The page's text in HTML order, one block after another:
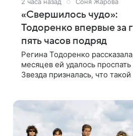
«Свершилось чудо»:
Тодоренко впервые за
пять часов подряд
Регина Тодоренко
месяцев ей удалось
Звезда призналась, что